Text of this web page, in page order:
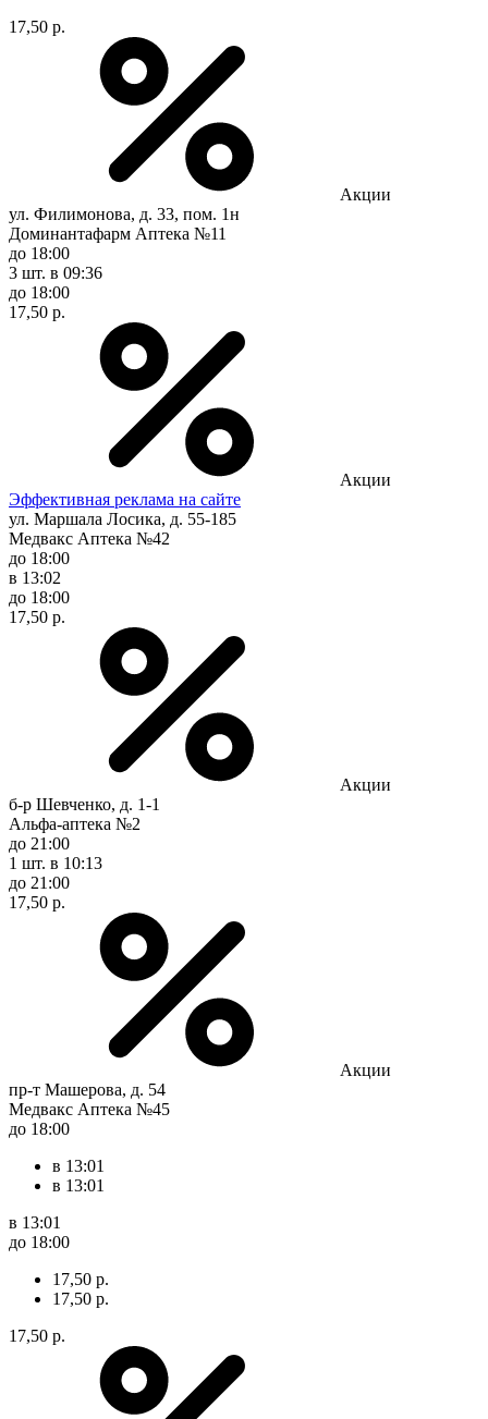
17,50 р.
Акции
ул. Филимонова, д. 33, пом. 1н
Доминантафарм Аптека №11
до 18:00
3 шт. в 09:36
до 18:00
17,50 р.
Акции
Эффективная реклама на сайте
ул. Маршала Лосика, д. 55-185
Медвакс Аптека №42
до 18:00
в 13:02
до 18:00
17,50 р.
Акции
б-р Шевченко, д. 1-1
Альфа-аптека №2
до 21:00
1 шт. в 10:13
до 21:00
17,50 р.
Акции
пр-т Машерова, д. 54
Медвакс Аптека №45
до 18:00
в 13:01
в 13:01
в 13:01
до 18:00
17,50 р.
17,50 р.
17,50 р.